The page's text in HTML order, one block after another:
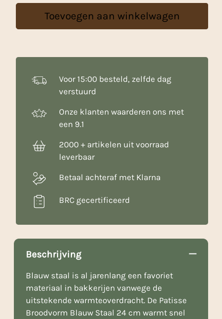
Staal
aantal
Toevoegen aan winkelwagen
Voor 15:00 besteld, zelfde dag
verstuurd
Onze klanten waarderen ons met
een 9.1
2000 + artikelen uit voorraad
leverbaar
Betaal achteraf met Klarna
BRC gecertificeerd
Beschrijving
Blauw staal is al jarenlang een favoriet
materiaal in bakkerijen vanwege de
uitstekende warmteoverdracht. De Patisse
Broodvorm Blauw Staal 24 cm warmt snel